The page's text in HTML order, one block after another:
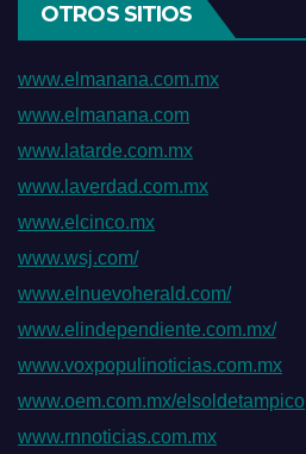
OTROS SITIOS
www.elmanana.com.mx
www.elmanana.com
www.latarde.com.mx
www.laverdad.com.mx
www.elcinco.mx
www.wsj.com/
www.elnuevoherald.com/
www.elindependiente.com.mx/
www.voxpopulinoticias.com.mx
www.oem.com.mx/elsoldetampico
www.rnnoticias.com.mx